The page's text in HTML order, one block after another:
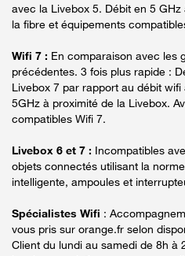
avec la Livebox 5. Débit en 5
la fibre et équipements
Wifi 7 : En comparaison avec les
précédentes. 3 fois plus rapide :
Livebox 7 par rapport au débit
5GHz à proximité de la Livebox.
compatibles Wifi 7.
Livebox 6 et 7 : Incompatibles
objets connectés utilisant la
intelligente, ampoules et
Spécialistes Wifi :
vous pris sur orange.fr selon
Client du lundi au samedi de 8h à